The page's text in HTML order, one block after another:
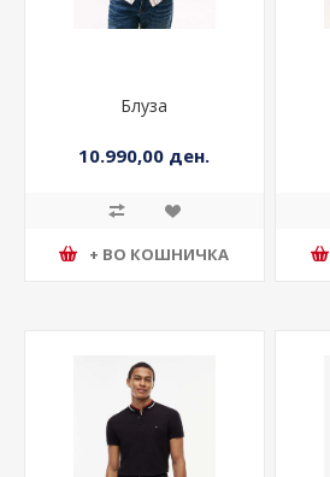
Блуза
10.990,00 ден.
+ ВО КОШНИЧКА